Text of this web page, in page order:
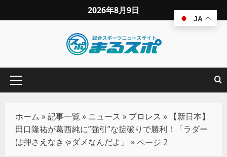
2026年8月9日
ホーム »記事一覧 » ニュース » プロレス »
【新日本】
田口隆祐が葛西純に”強引”な掟破りで勝利！「ラダー
は押さえなきゃダメなんだよ」 »ページ 2
JA